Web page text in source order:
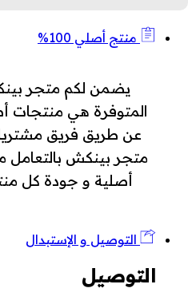
منتج أصلي 100%
يضمن لكم متجر
المتوفرة هي منتجات
عن طريق فريق
متجر بينكش بالتعامل
أصلية و جودة كل
التوصيل و الإستبدال
التوصيل